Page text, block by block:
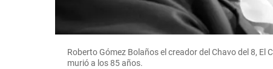
Roberto Gómez Bolaños el creador del Chavo del 8,
murió a los 85 años.